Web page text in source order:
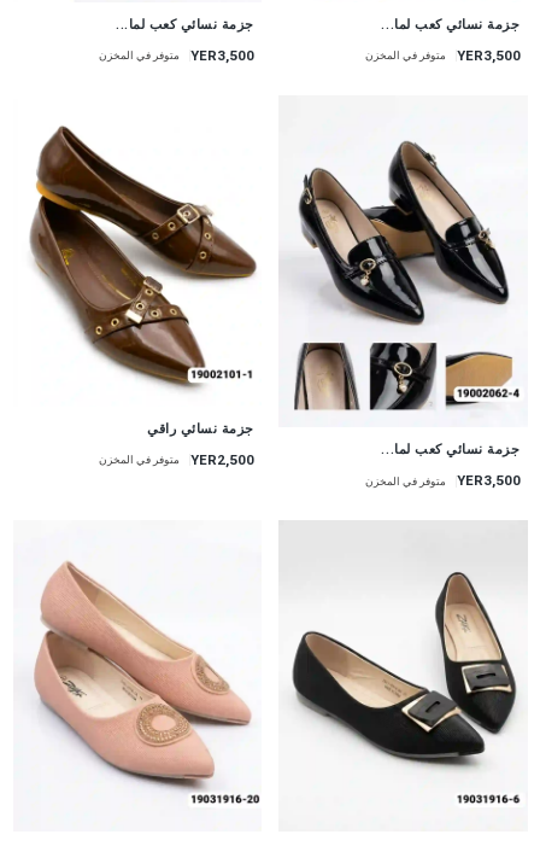
جزمة نسائي كعب لما...
YER3,500 متوفر في المخزن
جزمة نسائي كعب لما...
YER3,500 متوفر في المخزن
جزمة نسائي كعب لما...
YER3,500 متوفر في المخزن
جزمة نسائي راقي
YER2,500 متوفر في المخزن